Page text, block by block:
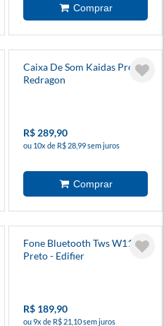
Caixa De Som Kaidas Preto -
Redragon
R$ 289,90
ou 10x de R$ 28,99 sem juros
Fone Bluetooth Tws W110t
Preto - Edifier
R$ 189,90
ou 9x de R$ 21,10 sem juros